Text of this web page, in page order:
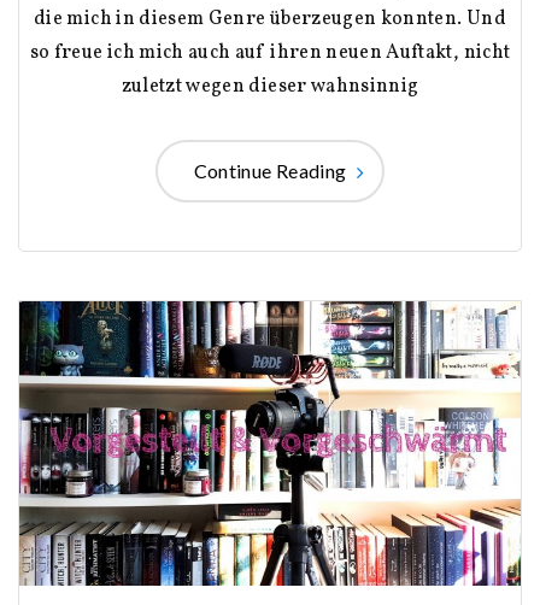
die mich in diesem Genre überzeugen konnten. Und
so freue ich mich auch auf ihren neuen Auftakt, nicht
zuletzt wegen dieser wahnsinnig
Continue Reading